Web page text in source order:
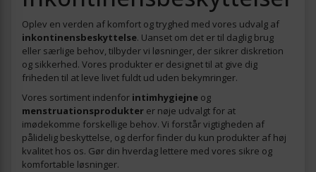
Oplev en verden af komfort og tryghed med vores udvalg af
inkontinensbeskyttelse. Uanset om det er til daglig brug
eller særlige behov, tilbyder vi løsninger, der sikrer diskretion
og sikkerhed. Vores produkter er designet til at give dig
friheden til at leve livet fuldt ud uden bekymringer.
Vores sortiment indenfor intimhygiejne og
menstruationsprodukter er nøje udvalgt for at
imødekomme forskellige behov. Vi forstår vigtigheden af
pålidelig beskyttelse, og derfor finder du kun produkter af høj
kvalitet hos os. Gør din hverdag lettere med vores sikre og
komfortable løsninger.